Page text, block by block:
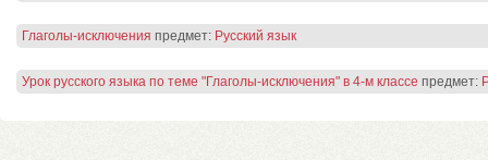
Глаголы-исключения предмет: Русский язык
Урок русского языка по теме "Глаголы-исключения" в 4-м классе предмет: